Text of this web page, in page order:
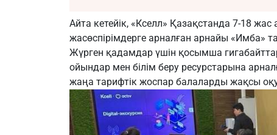
Айта кетейік, «Кселл» Қазақстанда 7-18
жасөспірімдерге арналған арнайы «Имба»
Жүрген қадамдар үшін қосымша
ойындар мен білім беру ресурстарына
жаңа тарифтік жоспар балаларды жақсы